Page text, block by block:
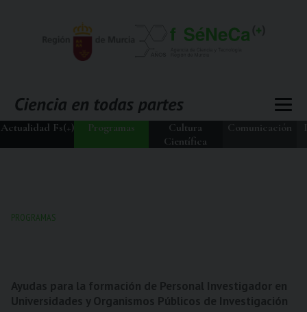
Actualidad Fs(+) Programas
Cultura
Científica
Comunicación
PROGRAMAS